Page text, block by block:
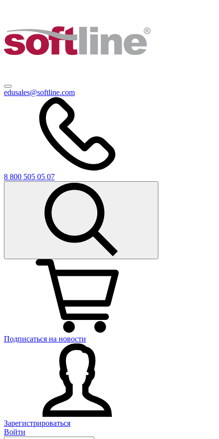
edusales@softline.com
8 800 505 05 07
Подписаться на новости
Зарегистрироваться
Войти